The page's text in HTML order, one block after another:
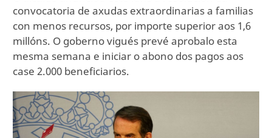
convocatoria de axudas extraordinarias a familias
con menos recursos, por importe superior aos 1,6
millóns. O goberno vigués prevé aprobalo esta
mesma semana e iniciar o abono dos pagos aos
case 2.000 beneficiarios.